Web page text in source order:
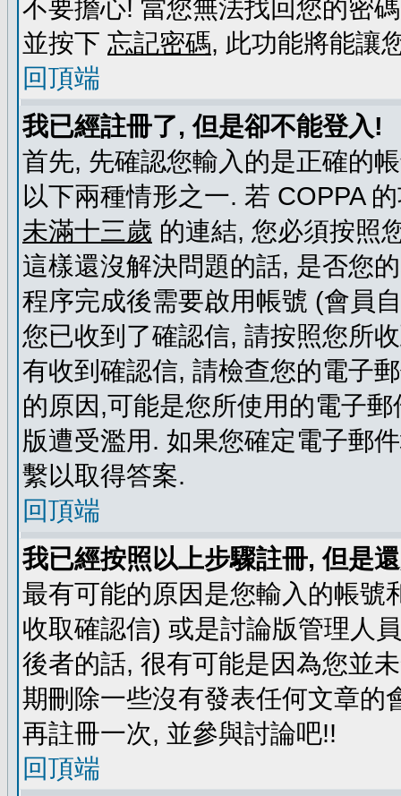
不要擔心! 當您無法找回您的密
並按下 忘記密碼, 此功能將能讓
回頂端
我已經註冊了, 但是卻不能登入!
首先, 先確認您輸入的是正確的
以下兩種情形之一. 若 COPPA
未滿十三歲 的連結, 您必須按照
這樣還沒解決問題的話, 是否您
程序完成後需要啟用帳號 (會員
您已收到了確認信, 請按照您所
有收到確認信, 請檢查您的電子
的原因,可能是您所使用的電子
版遭受濫用. 如果您確定電子郵
繫以取得答案.
回頂端
我已經按照以上步驟註冊, 但是
最有可能的原因是您輸入的帳號
收取確認信) 或是討論版管理人
後者的話, 很有可能是因為您並
期刪除一些沒有發表任何文章的
再註冊一次, 並參與討論吧!!
回頂端